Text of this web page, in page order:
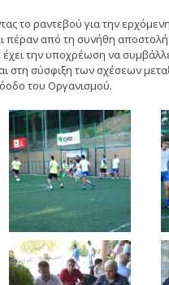
το ραντεβού για την
πέραν από τη συνήθη
την υποχρέωση να
στη σύσφιξη των σχέσεων
του Οργανισμού.